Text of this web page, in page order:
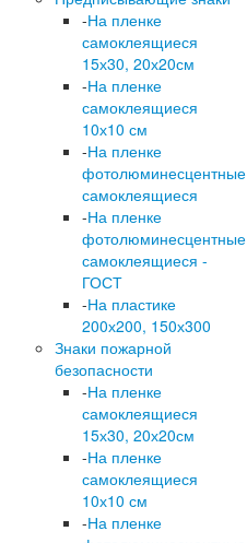
-На пленке
самоклеящиеся
15х30, 20х20см
-На пленке
самоклеящиеся
10х10 см
-На пленке
фотолюминесцентные
самоклеящиеся
-На пленке
фотолюминесцентные
самоклеящиеся -
ГОСТ
-На пластике
200х200, 150х300
Знаки пожарной
безопасности
-На пленке
самоклеящиеся
15х30, 20х20см
-На пленке
самоклеящиеся
10х10 см
-На пленке